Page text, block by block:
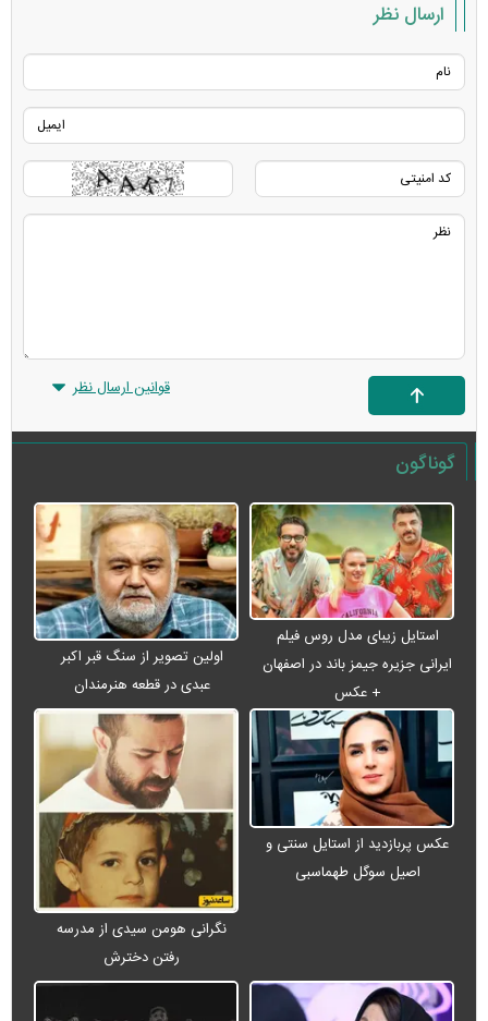
ارسال نظر
قوانین ارسال نظر
گوناگون
استایل زیبای مدل روس فیلم
ایرانی جزیره جیمز باند در اصفهان
+ عکس
اولین تصویر از سنگ قبر اکبر
عبدی در قطعه هنرمندان
عکس پربازدید از استایل سنتی و
اصیل سوگل طهماسبی
نگرانی هومن سیدی از مدرسه
رفتن دخترش